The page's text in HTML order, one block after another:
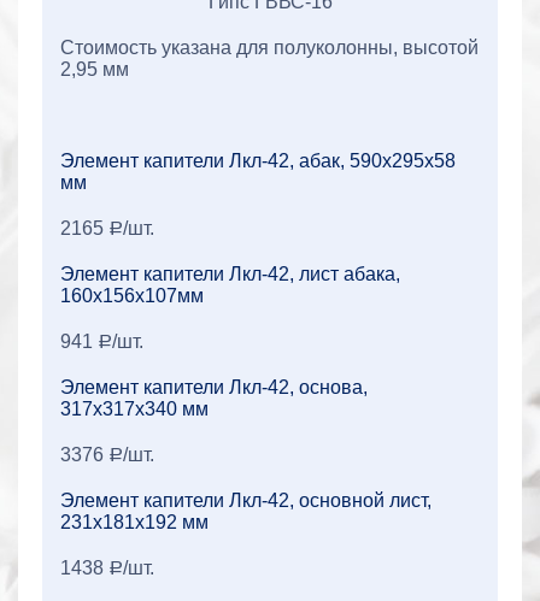
Стоимость указана для полуколонны, высотой
2,95 мм
Элемент капители Лкл-42, абак, 590x295x58
мм
2165 a/шт.
Элемент капители Лкл-42, лист абака,
160x156x107мм
941 a/шт.
Элемент капители Лкл-42, основа,
317x317x340 мм
3376 a/шт.
Элемент капители Лкл-42, основной лист,
231x181x192 мм
1438 a/шт.